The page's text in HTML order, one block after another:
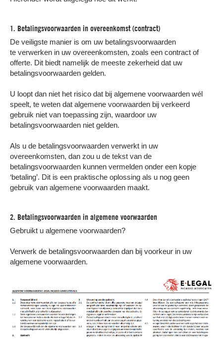
1. Betalingsvoorwaarden in overeenkomst (contract)
De veiligste manier is om uw betalingsvoorwaarden
te verwerken in uw overeenkomsten, zoals een contract of
offerte. Dit biedt namelijk de meeste zekerheid dat uw
betalingsvoorwaarden gelden.
U loopt dan niet het risico dat bij algemene voorwaarden wél
speelt, te weten dat algemene voorwaarden bij verkeerd
gebruik niet van toepassing zijn, waardoor uw
betalingsvoorwaarden niet gelden.
Als u de betalingsvoorwaarden verwerkt in uw
overeenkomsten, dan zou u de tekst van de
betalingsvoorwaarden kunnen vermelden onder een kopje
‘betaling’. Dit is een praktische oplossing als u nog geen
gebruik van algemene voorwaarden maakt.
2. Betalingsvoorwaarden in algemene voorwaarden
Gebruikt u algemene voorwaarden?
Verwerk de betalingsvoorwaarden dan bij voorkeur in uw
algemene voorwaarden.